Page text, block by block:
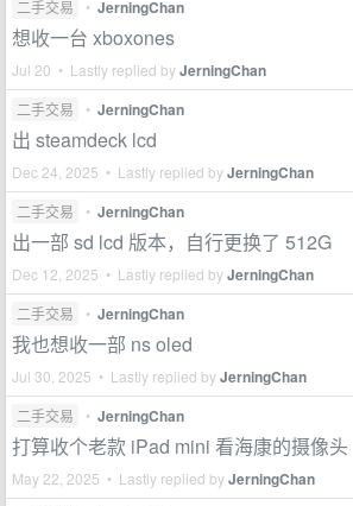
二手交易 • JerningChan
想收一台 xboxones
Jul 20 • Lastly replied byJerningChan
二手交易 • JerningChan
出 steamdeck lcd
Dec 24, 2025 • Lastly replied byJerningChan
二手交易 • JerningChan
出一部 sd lcd 版本，自行更换了 512G
Dec 12, 2025 • Lastly replied byJerningChan
二手交易 • JerningChan
我也想收一部 ns oled
Jul 30, 2025 • Lastly replied byJerningChan
二手交易 • JerningChan
打算收个老款 iPad mini 看海康的摄像头
May 22, 2025 • Lastly replied byJerningChan